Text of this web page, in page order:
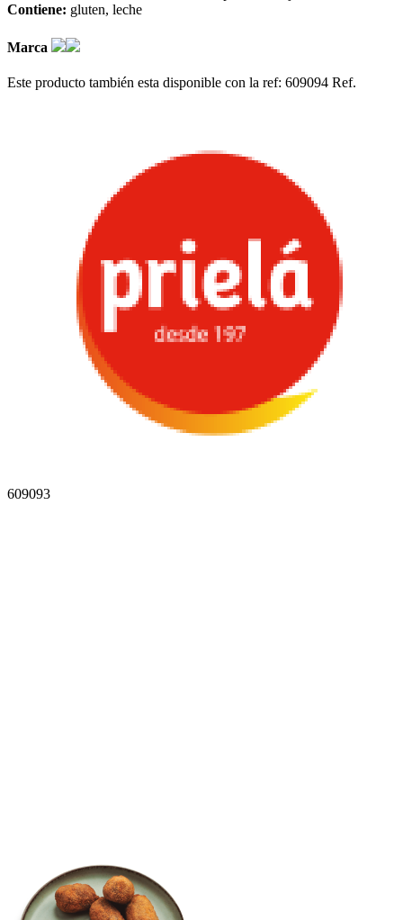
Contiene: gluten leche
Marca
Este producto también esta disponible con la ref: 609094 Ref.
609093